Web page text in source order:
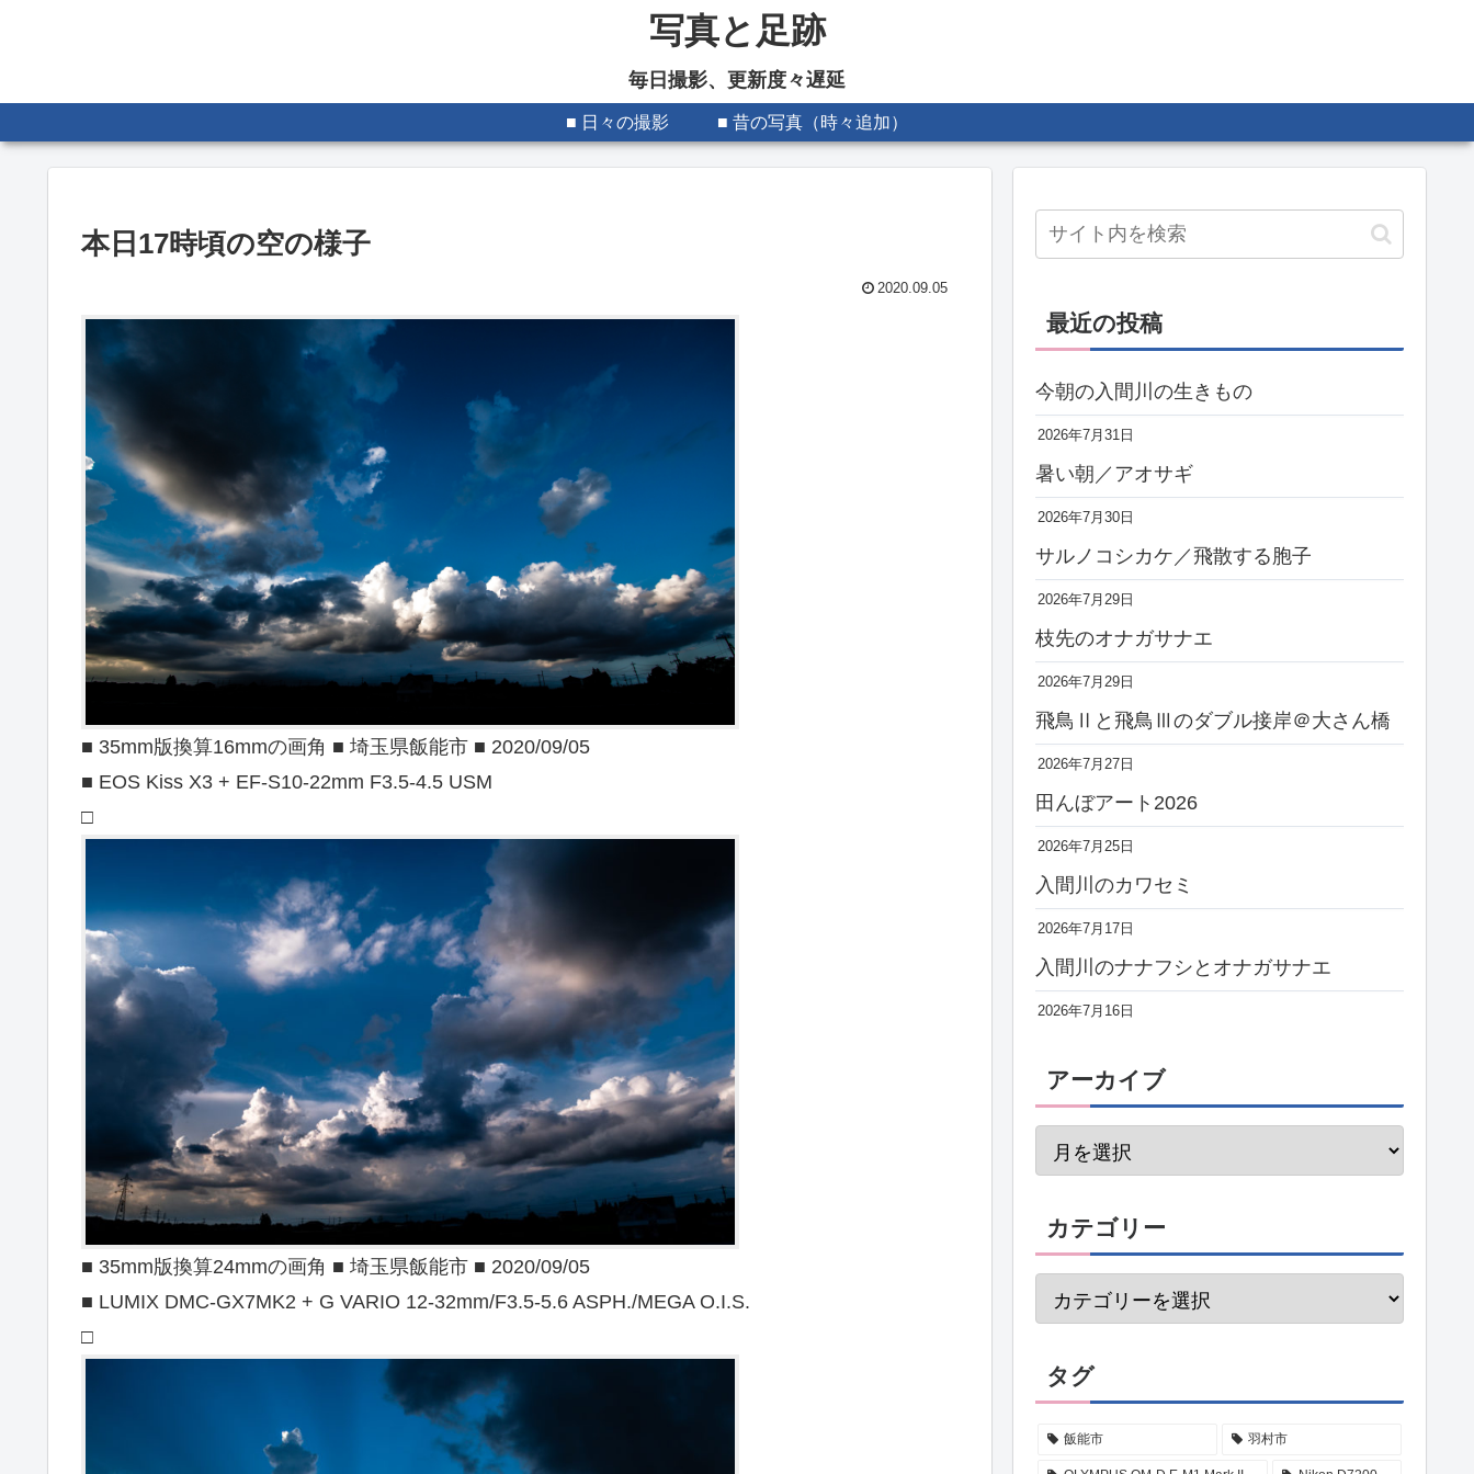
写真と足跡
毎日撮影、更新度々遅延
■ 日々の撮影 ■ 昔の写真（時々追加）
本日17時頃の空の様子
2020.09.05
■ 35mm版換算16mmの画角 ■ 埼玉県飯能市 ■ 2020/09/05
■ EOS Kiss X3 + EF-S10-22mm F3.5-4.5 USM
□
■ 35mm版換算24mmの画角 ■ 埼玉県飯能市 ■ 2020/09/05
■ LUMIX DMC-GX7MK2 + G VARIO 12-32mm/F3.5-5.6 ASPH./MEGA O.I.S.
□
最近の投稿
今朝の入間川の生きもの
2026年7月31日
暑い朝／アオサギ
2026年7月30日
サルノコシカケ／飛散する胞子
2026年7月29日
枝先のオナガサナエ
2026年7月29日
飛鳥Ⅱと飛鳥Ⅲのダブル接岸＠大さん橋
2026年7月27日
田んぼアート2026
2026年7月25日
入間川のカワセミ
2026年7月17日
入間川のナナフシとオナガサナエ
2026年7月16日
アーカイブ
カテゴリー
タグ
飯能市 羽村市